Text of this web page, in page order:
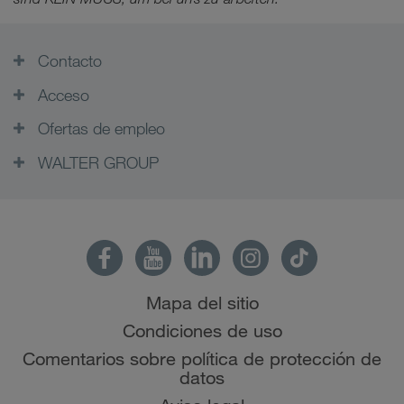
Contacto
Acceso
Ofertas de empleo
WALTER GROUP
Mapa del sitio
Condiciones de uso
Comentarios sobre política de protección de
datos